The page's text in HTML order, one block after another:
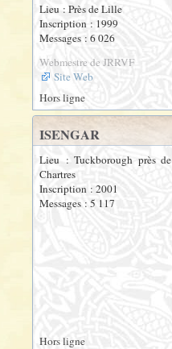
Lieu : Près de Lille
Inscription : 1999
Messages : 6 026
Webmestre de JRRVF
Site Web
Hors ligne
ISENGAR
Lieu : Tuckborough près de
Chartres
Inscription : 2001
Messages : 5 117
Hors ligne